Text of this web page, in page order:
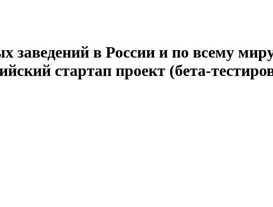
заведений в России и по всему
стартап проект (бета-